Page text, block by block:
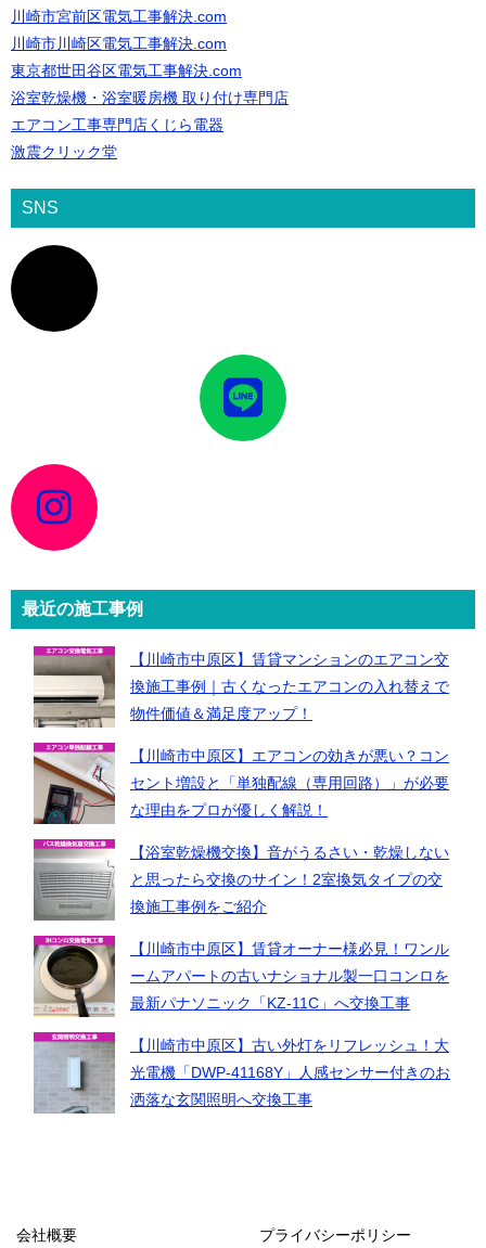
川崎市宮前区電気工事解決.com
川崎市川崎区電気工事解決.com
東京都世田谷区電気工事解決.com
浴室乾燥機・浴室暖房機 取り付け専門店
エアコン工事専門店くじら電器
激震クリック堂
SNS
イ
コ
ン
リ
イ
コ
ン
リ
イ
コ
ン
リ
最近の施工事例
【川崎市中原区】賃貸マンションのエアコン交
換施工事例｜古くなったエアコンの入れ替えで
物件価値＆満足度アップ！
【川崎市中原区】エアコンの効きが悪い？コン
セント増設と「単独配線（専用回路）」が必要
な理由をプロが優しく解説！
【浴室乾燥機交換】音がうるさい・乾燥しない
と思ったら交換のサイン！2室換気タイプの交
換施工事例をご紹介
【川崎市中原区】賃貸オーナー様必見！ワンル
ームアパートの古いナショナル製一口コンロを
最新パナソニック「KZ-11C」へ交換工事
【川崎市中原区】古い外灯をリフレッシュ！大
光電機「DWP-41168Y」人感センサー付きのお
洒落な玄関照明へ交換工事
会社概要 プライバシーポリシー